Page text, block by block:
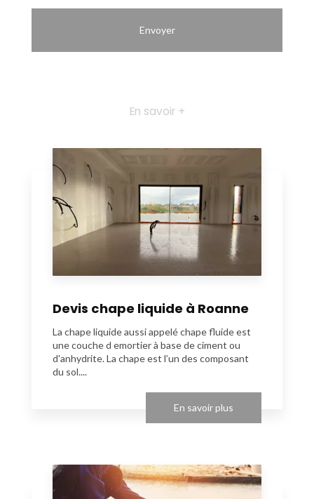
En savoir +
Devis chape liquide à Roanne
La chape liquide aussi appelé chape fluide est
une couche d emortier à base de ciment ou
d'anhydrite. La chape est l’un des composant
du sol....
En savoir plus